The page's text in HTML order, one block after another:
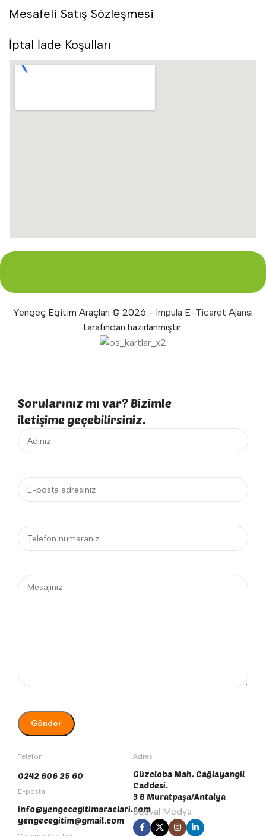
Mesafeli Satış Sözleşmesi
İptal İade Koşulları
Yengeç Eğitim Araçları © 2026 - Impula E-Ticaret Ajansı
tarafından hazırlanmıştır.
Sorularınız mı var? Bizimle
iletişime geçebilirsiniz.
Telefon
0242 606 25 60
E-posta
info@yengecegitimaraclari.com
yengecegitim@gmail.com
Adres
Güzeloba Mah. Cağlayangil
Caddesi.
3 B Muratpaşa/Antalya
Sosyal Medya